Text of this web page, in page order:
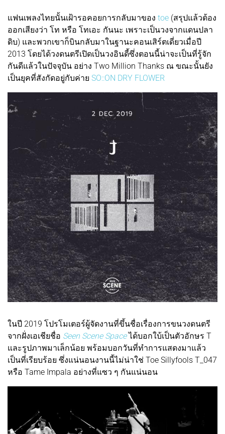
แฟนเพลงไทยนั้นเฝ้ารอคอยการกลับมาของ toe (สรุปแล้วต้อง
ออกเสียงว่า โท หรือ โทเอะ กันนะ เพราะเป็นวงจากแดนปลา
ดิบ) และพวกเขาก็บินกลับมาในฐานะคอนเสิร์ตเดี่ยวเมื่อปี
2013 โดยได้วงดนตรีเปิดเป็นวงอินดี้ซึ่งตอนนี้น่าจะเป็นที่รู้จัก
กันดีแล้วในปัจจุบัน อย่าง Two Million Thanks ณ ขณะนั้นยัง
เป็นยุคที่สังกัดอยู่กับค่าย SO::ON DRY FLOWER
ในปี 2019 โปรโมเตอร์ผู้จัดงานที่ขึ้นชื่อเรื่องการขนวงดนตรี
จากฝั่งเอเชียชื่อ Seen Scene Spaceได้บอกใบ้เป็นตัวอักษร T
และรูปภาพมาเล็กน้อย พร้อมบอกวันที่ทำการแสดงมาแล้ว
เป็นที่เรียบร้อย ซึ่งแน่นอนงานนี้ไม่น่าใช่ Toe Sillyfools T_047
หรือ Tame Impala อย่างที่แซว ๆ กันแน่นอน